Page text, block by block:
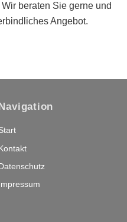
beraten Sie gerne und
Angebot.